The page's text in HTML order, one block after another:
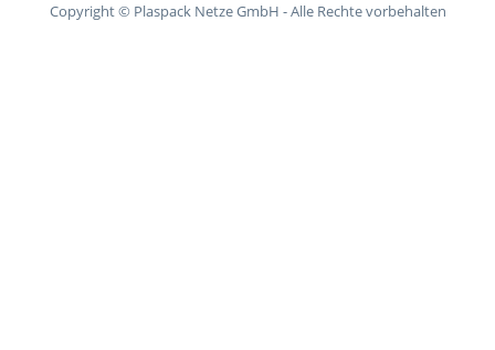
Copyright © Plaspack Netze GmbH - Alle Rechte vorbehalten